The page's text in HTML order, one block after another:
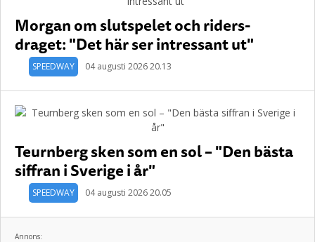
Morgan om slutspelet och riders-
draget: "Det här ser intressant ut"
SPEEDWAY 04 augusti 2026 20.13
Teurnberg sken som en sol – "Den bästa
siffran i Sverige i år"
SPEEDWAY 04 augusti 2026 20.05
Annons: